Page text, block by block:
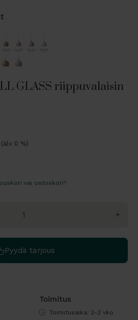
GLASS riippuvalaisin
(alv 0 %)
vai ostoskori?
+
Pyydä tarjous
Toimitus
Toimitusaika: 2-3 vko